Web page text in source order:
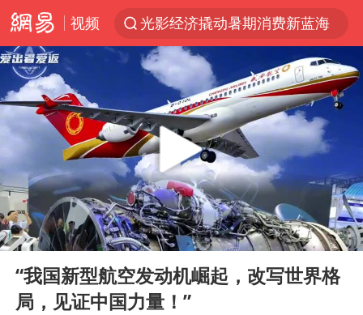
视频
“白海豚”逼近 上海危险区域已转移3.03万人
“伊斯兰版北约”出现
“白海豚”最新位置公布
外国游客的“中国游三件套”火了
上海大部迎大暴雨
以军士兵把枪口对准中国记者
白海豚在海上打了个结
2026年7月份居民消费价格同比上涨0.5%
方桃子代言广告视频已下架
Play
00:00 22:16
“我国新型航空发动机崛起，改写世界格
局，见证中国力量！”